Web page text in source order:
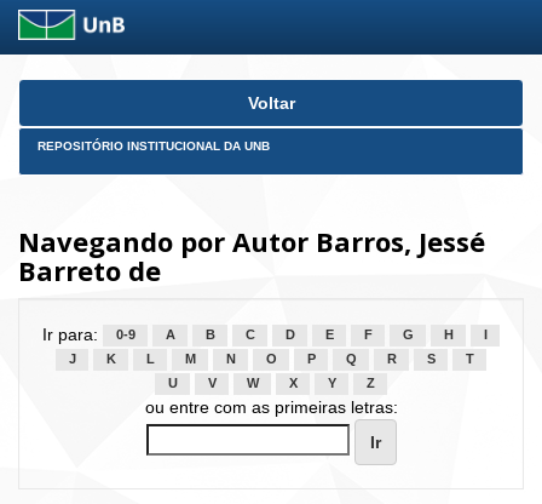
Skip
Voltar
REPOSITÓRIO INSTITUCIONAL DA UNB
Navegando por Autor Barros, Jessé
Barreto de
Ir para: 0-9 A B C D E F G H
J
K L M N O P Q R S
T
U
V W X Y Z
ou entre com as primeiras letras: